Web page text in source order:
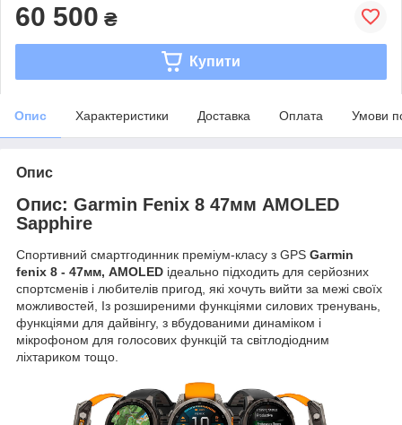
60 500 ₴
Купити
Опис Характеристики Доставка Оплата Умови
Опис
Опис: Garmin Fenix 8 47мм AMOLED
Sapphire
Спортивний смартгодинник преміум-класу з GPS Garmin
fenix 8 - 47мм, AMOLED ідеально підходить для серйозних
спортсменів і любителів пригод, які хочуть вийти за межі своїх
можливостей, Із розширеними функціями силових тренувань,
функціями для дайвінгу, з вбудованими динаміком і
мікрофоном для голосових функцій та світлодіодним
ліхтариком тощо.